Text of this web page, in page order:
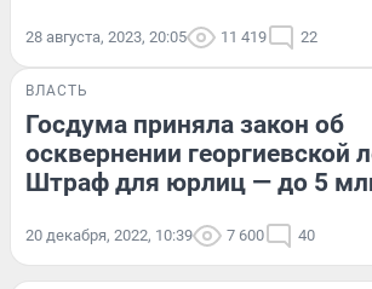
28 августа, 2023, 20:05 11 419 22
ВЛАСТЬ
Госдума приняла закон об
осквернении георгиевской
Штраф для юрлиц — до 5
20 декабря, 2022, 10:39 7 600 40